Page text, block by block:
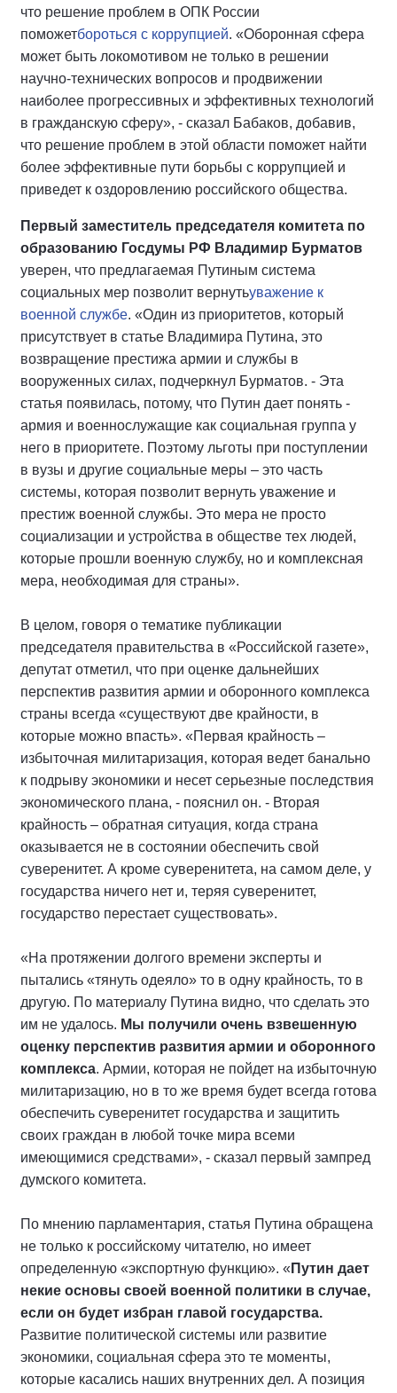
что решение проблем в ОПК России
поможетбороться с коррупцией. «Оборонная сфера
может быть локомотивом не только в решении
научно-технических вопросов и продвижении
наиболее прогрессивных и эффективных технологий
в гражданскую сферу», - сказал Бабаков, добавив,
что решение проблем в этой области поможет найти
более эффективные пути борьбы с коррупцией и
приведет к оздоровлению российского общества.
Первый заместитель председателя комитета по
образованию Госдумы РФ Владимир Бурматов
уверен, что предлагаемая Путиным система
социальных мер позволит вернутьуважение к
военной службе. «Один из приоритетов, который
присутствует в статье Владимира Путина, это
возвращение престижа армии и службы в
вооруженных силах, подчеркнул Бурматов. - Эта
статья появилась, потому, что Путин дает понять -
армия и военнослужащие как социальная группа у
него в приоритете. Поэтому льготы при поступлении
в вузы и другие социальные меры – это часть
системы, которая позволит вернуть уважение и
престиж военной службы. Это мера не просто
социализации и устройства в обществе тех людей,
которые прошли военную службу, но и комплексная
мера, необходимая для страны».
В целом, говоря о тематике публикации
председателя правительства в «Российской газете»,
депутат отметил, что при оценке дальнейших
перспектив развития армии и оборонного комплекса
страны всегда «существуют две крайности, в
которые можно впасть». «Первая крайность –
избыточная милитаризация, которая ведет банально
к подрыву экономики и несет серьезные последствия
экономического плана, - пояснил он. - Вторая
крайность – обратная ситуация, когда страна
оказывается не в состоянии обеспечить свой
суверенитет. А кроме суверенитета, на самом деле, у
государства ничего нет и, теряя суверенитет,
государство перестает существовать».
«На протяжении долгого времени эксперты и
пытались «тянуть одеяло» то в одну крайность, то в
другую. По материалу Путина видно, что сделать это
им не удалось. Мы получили очень взвешенную
оценку перспектив развития армии и оборонного
комплекса. Армии, которая не пойдет на избыточную
милитаризацию, но в то же время будет всегда готова
обеспечить суверенитет государства и защитить
своих граждан в любой точке мира всеми
имеющимися средствами», - сказал первый зампред
думского комитета.
По мнению парламентария, статья Путина обращена
не только к российскому читателю, но имеет
определенную «экспортную функцию». « Путин дает
некие основы своей военной политики в случае,
если он будет избран главой государства.
Развитие политической системы или развитие
экономики, социальная сфера это те моменты,
которые касались наших внутренних дел. А позиция